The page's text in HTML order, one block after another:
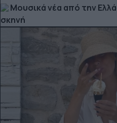
Μουσικά νέα από την
σκηνή